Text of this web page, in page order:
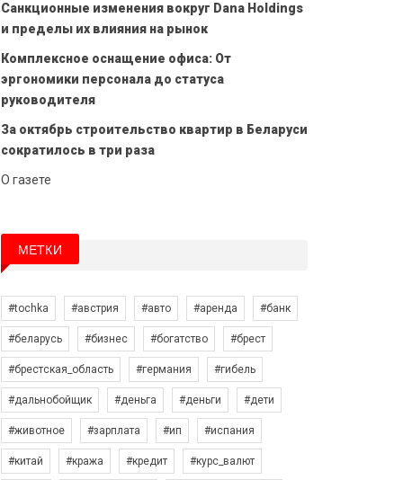
Санкционные изменения вокруг Dana Holdings
и пределы их влияния на рынок
Комплексное оснащение офиса: От
эргономики персонала до статуса
руководителя
За октябрь строительство квартир в Беларуси
сократилось в три раза
О газете
МЕТКИ
#tochka #австрия #авто #аренда #банк
#беларусь #бизнес #богатство #брест
#брестская_область #германия #гибель
#дальнобойщик #деньга #деньги #дети
#животное #зарплата #ип #испания
#китай #кража #кредит #курс_валют